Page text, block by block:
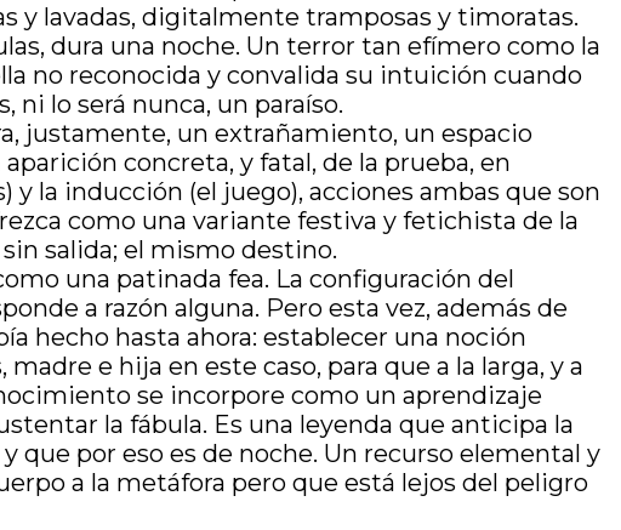
y lavadas, digitalmente tramposas y timoratas.
dura una noche. Un terror tan efímero como la
no reconocida y convalida su intuición cuando
ni lo será nunca, un paraíso.
justamente, un extrañamiento, un espacio
concreta, y fatal, de la prueba, en
la inducción (el juego), acciones ambas que son
como una variante festiva y fetichista de la
salida; el mismo destino.
una patinada fea. La configuración del
a razón alguna. Pero esta vez, además de
hecho hasta ahora: establecer una noción
e hija en este caso, para que a la larga, y a
se incorpore como un aprendizaje
la fábula. Es una leyenda que anticipa la
que por eso es de noche. Un recurso elemental y
a la metáfora pero que está lejos del peligro